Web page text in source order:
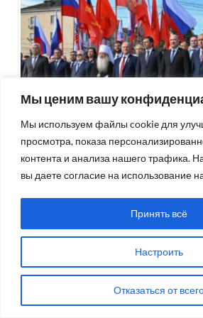
Мы ценим вашу
Мы используем файлы cookie для
просмотра, показа
контента и анализа нашего трафика.
вы даете согласие на использование
Настроить
Отказаться от
Принять всё
83 (15784), 6 августа 2026 г.
КАЛЕНДАРЬ ПУБЛИКАЦИЙ
Сентябрь 2021
Пн
Вт Ср Чт